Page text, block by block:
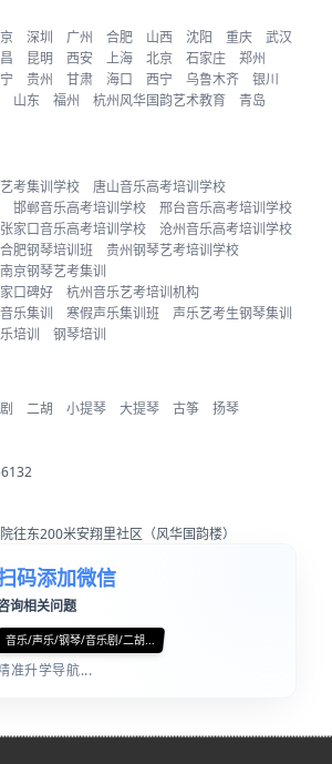
深圳 广州 合肥 山西 沈阳 重庆
武汉
昆明 西安 上海 北京 石家庄
郑州
贵州 甘肃 海口 西宁 乌鲁木齐
银川
山东 福州 杭州风华国韵艺术教育
青岛
考集训学校
唐山音乐高考培训学校
邯郸音乐高考培训学校
邢台音乐高考培训学校
张家口音乐高考培训学校
沧州音乐高考培训学校
合肥钢琴培训班
贵州钢琴艺考培训学校
南京钢琴艺考集训
口碑好
杭州音乐艺考培训机构
乐集训 寒假声乐集训班
声乐艺考生钢琴集训
培训 钢琴培训
二胡 小提琴 大提琴 古筝 扬琴
往东200米安翔里社区（风华国韵楼）
码添加微信
询相关问题
音乐/声乐/钢琴/音乐剧/二胡...
准升学导航...